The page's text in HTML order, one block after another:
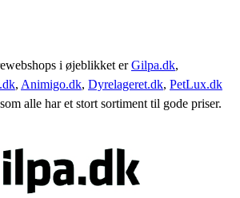
i øjeblikket erGilpa.dk,
, Animigo.dk, Dyrelageret.dk, PetLux.dk
alle har et stort sortiment til gode priser.